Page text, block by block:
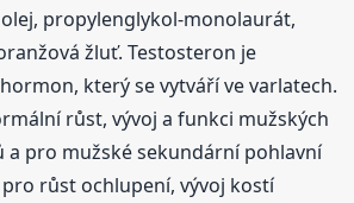
propylenglykol-monolaurát,
žluť. Testosteron je
který se vytváří ve varlatech.
růst, vývoj a funkci mužských
a pro mužské sekundární pohlavní
pro růst ochlupení, vývoj kostí